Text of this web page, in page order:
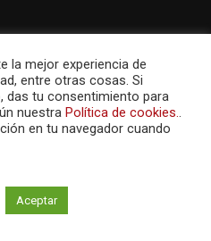
la mejor experiencia de
entre otras cosas. Si
das tu consentimiento para
nuestra Política de cookies..
en tu navegador cuando
Aceptar